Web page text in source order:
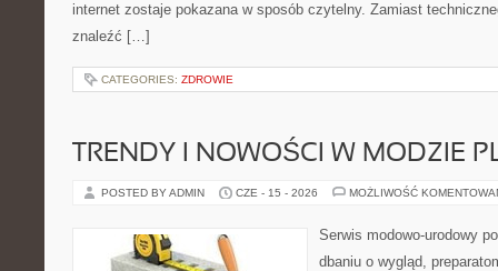
internet zostaje pokazana w sposób czytelny. Zamiast
znaleźć […]
CATEGORIES: ZDROWIE
TRENDY I NOWOŚCI W MODZIE
POSTED BY ADMIN CZE - 15 - 2026 MOŻLIWOŚĆ
Serwis modowo-urodowy
dbaniu o wygląd,